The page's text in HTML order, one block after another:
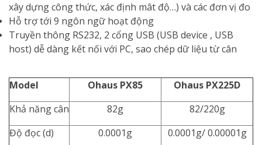
xây dựng công thức, xác định mât độ…) và các đơn vị đo
Hỗ trợ tới 9 ngôn ngữ hoạt động
Truyền thông RS232, 2 cổng USB (USB device , USB
host) dễ dàng kết nối với PC, sao chép dữ liệu từ cân
Model Ohaus PX85
Ohaus PX225D
Khả năng cân
82g
82/220g
Độ đọc (d)
0.0001g
0.0001g/ 0.00001g